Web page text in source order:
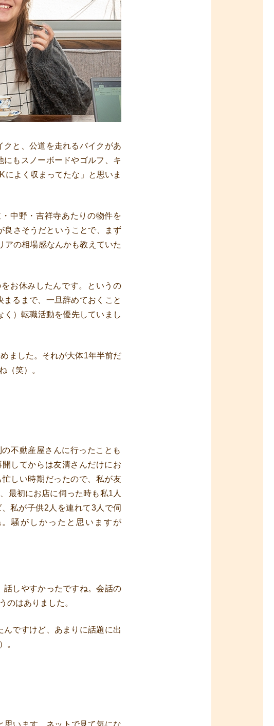
と、公道を走れるバイクがあ
もスノーボードやゴルフ、キ
によく収まってたな」と思いま
中野・吉祥寺あたりの物件を
良さそうだということで、まず
アの相場感なんかも教えていた
お休みしたんです。というの
るまで、一旦辞めておくこと
）転職活動を優先していまし
ました。それが大体1年半前だ
（笑）。
不動産屋さんに行ったことも
してからは友清さんだけにお
しい時期だったので、私が友
最初にお店に伺った時も私1人
私が子供2人を連れて3人で伺
騒がしかったと思いますが
しやすかったですね。会話の
のはありました。
ですけど、あまりに話題に出
。
思います。ネットで見て気にな